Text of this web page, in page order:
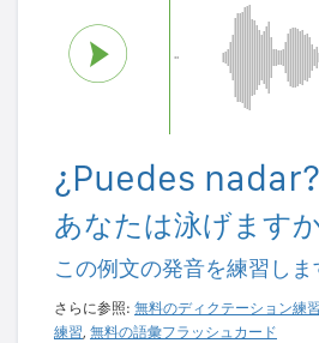
¿Puedes nadar?
あなたは泳げます
この例文の発音を練習しま
さらに参照: 無料のディクテーション練習
練習, 無料の語彙フラッシュカード